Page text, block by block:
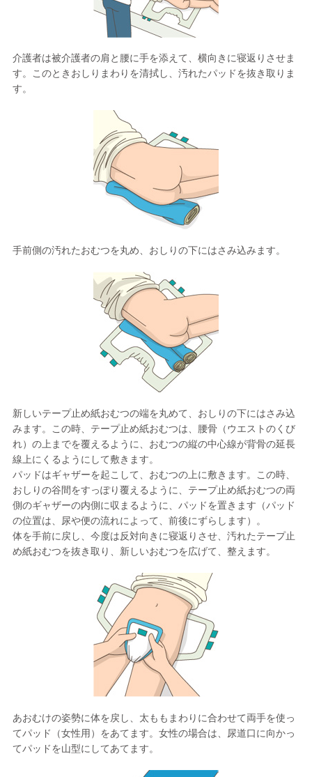
介護者は被介護者の肩と腰に手を添えて、横向きに寝返りさせま
す。このときおしりまわりを清拭し、汚れたパッドを抜き取りま
す。
手前側の汚れたおむつを丸め、おしりの下にはさみ込みます。
新しいテープ止め紙おむつの端を丸めて、おしりの下にはさみ込
みます。この時、テープ止め紙おむつは、腰骨（ウエストのくび
れ）の上までを覆えるように、おむつの縦の中心線が背骨の延長
線上にくるようにして敷きます。
パッドはギャザーを起こして、おむつの上に敷きます。この時、
おしりの谷間をすっぽり覆えるように、テープ止め紙おむつの両
側のギャザーの内側に収まるように、パッドを置きます（パッド
の位置は、尿や便の流れによって、前後にずらします）。
体を手前に戻し、今度は反対向きに寝返りさせ、汚れたテープ止
め紙おむつを抜き取り、新しいおむつを広げて、整えます。
あおむけの姿勢に体を戻し、太ももまわりに合わせて両手を使っ
てパッド（女性用）をあてます。女性の場合は、尿道口に向かっ
てパッドを山型にしてあてます。